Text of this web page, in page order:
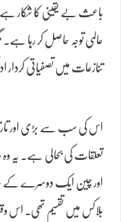
باعث بے یقینی کا شکار
عالمی توجہ حاصل کر رہا ہے۔
تنازعات میں تصفیاتی کردار
تعلقات کی بحالی ہے۔ یہ وہ
اور چین ایک دوسرے کے
بلاکس میں تقسیم تھی۔ اس